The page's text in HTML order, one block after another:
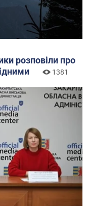
розповіли про
1381